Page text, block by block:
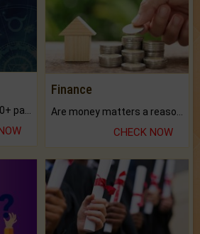
Finance
CHECK NOW